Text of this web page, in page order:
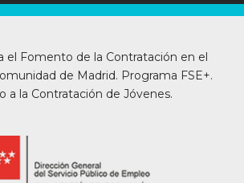
el Fomento de la Contratación en el
de Madrid. Programa FSE+.
a la Contratación de Jóvenes.